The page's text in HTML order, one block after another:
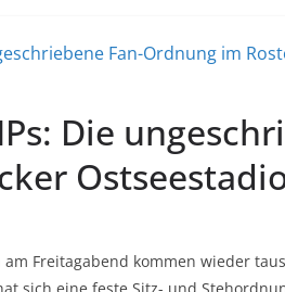
Die
Freitagabend kommen wieder